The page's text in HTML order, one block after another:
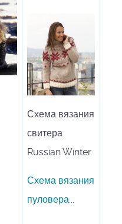
Схема вязания
свитера
Russian Winter
Схема вязания
пуловера...